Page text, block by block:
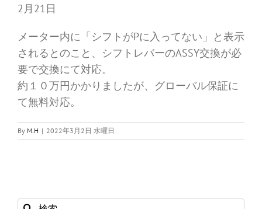
2月21日
メーター内に「シフトがPに入ってない」と表示
されるとのこと、シフトレバーのASSY交換が必
要で交換にて対応。
約１０万円かかりましたが、グローバル保証に
て無料対応。
By M.H | 2022年3月2日 水曜日
検